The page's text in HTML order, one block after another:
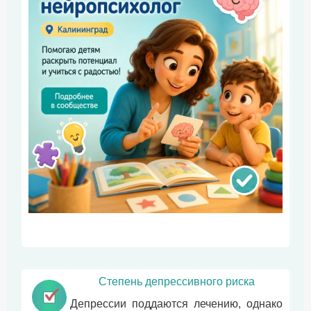
Степень депрессивного риска
Депрессии поддаются лечению, однако